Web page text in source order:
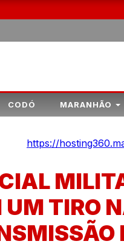
CODÓ MARANHÃO
UM TIRO